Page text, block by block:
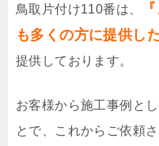
鳥取片付け110番は、
も多くの方に提供した
提供しております。
お客様から施工事例と
とで、これからご依頼